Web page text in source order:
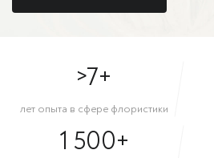
>7+
лет опыта в сфере флористики
1 500+